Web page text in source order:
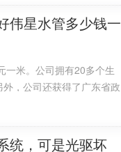
。这是几种常见的PVC水
伟星水管多少钱一
一米。公司拥有20多个生
，公司还获得了广东省政
国。公司产品还被应用
统，可是光驱坏